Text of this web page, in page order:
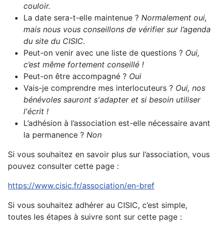
couloir.
La date sera-t-elle maintenue ? Normalement oui,
mais nous vous conseillons de vérifier sur l’agenda
du site du CISIC.
Peut-on venir avec une liste de questions ? Oui,
c’est même fortement conseillé !
Peut-on être accompagné ? Oui
Vais-je comprendre mes interlocuteurs ? Oui, nos
bénévoles sauront s'adapter et si besoin utiliser
l'écrit !
L’adhésion à l’association est-elle nécessaire avant
la permanence ? Non
Si vous souhaitez en savoir plus sur l’association, vous
pouvez consulter cette page :
https://www.cisic.fr/association/en-bref
Si vous souhaitez adhérer au CISIC, c’est simple,
toutes les étapes à suivre sont sur cette page :